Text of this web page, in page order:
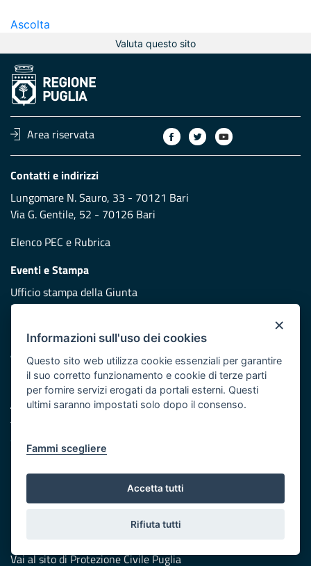
Ascolta
Valuta questo sito
Area riservata
Contatti e indirizzi
Lungomare N. Sauro, 33 - 70121 Bari
Via G. Gentile, 52 - 70126 Bari
Elenco PEC e Rubrica
Eventi e Stampa
Ufficio stampa della Giunta
Press Regione
Accessibilità
Dichiarazione di accessibilità
URP
Telefono: 800 713939
Scrivici:email
Redazione
Responsabili di pubblicazione
Vai al sito di Protezione Civile Puglia
×
Informazioni sull'uso dei cookies
Questo sito web utilizza cookie essenziali per garantire
il suo corretto funzionamento e cookie di terze parti
per fornire servizi erogati da portali esterni. Questi
ultimi saranno impostati solo dopo il consenso.
Fammi scegliere
Accetta tutti
Rifiuta tutti